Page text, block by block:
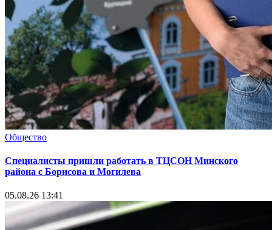
Общество
Специалисты пришли работать в ТЦСОН Минского
района с Борисова и Могилева
05.08.26 13:41